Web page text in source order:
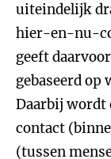
uiteindelijk
hier-en-nu-
geeft
gebaseerd
Daarbij wordt
contact
(tussen